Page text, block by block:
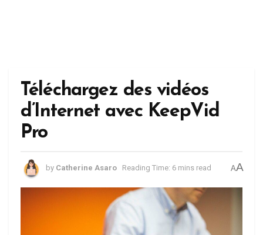
Téléchargez des vidéos
d’Internet avec KeepVid
Pro
by Catherine Asaro Reading Time: 6 mins read AA